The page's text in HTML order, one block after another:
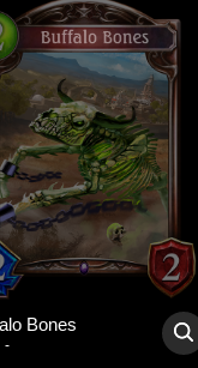
Bones
-